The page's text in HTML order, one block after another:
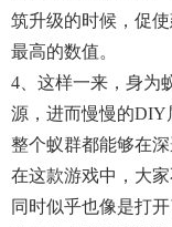
筑升级的时候，促
最高的数值。
4、这样一来，身为
源，进而慢慢的DIY
整个蚁群都能够在
在这款游戏中，大
同时似乎也像是打